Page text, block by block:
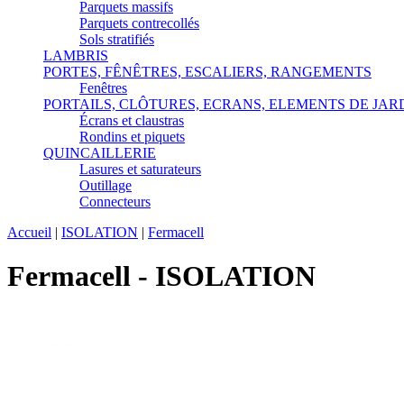
Parquets massifs
Parquets contrecollés
Sols stratifiés
LAMBRIS
PORTES, FÊNÊTRES, ESCALIERS, RANGEMENTS
Fenêtres
PORTAILS, CLÔTURES, ECRANS, ELEMENTS DE
Écrans et claustras
Rondins et piquets
QUINCAILLERIE
Lasures et saturateurs
Outillage
Connecteurs
Accueil | ISOLATION | Fermacell
Fermacell - ISOLATION